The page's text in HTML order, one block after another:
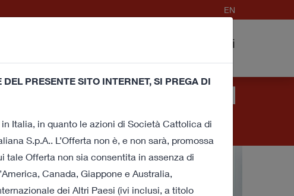
EN
Contatti
(tecnici e di profilazione) per migliorare la tua
accedendo ad un qualunque elemento
a tutti o ad alcuni di essiclicca qui.
PRESENTE SITO INTERNET, SI PREGA DI
Italia, in quanto le azioni di Società Cattolica di
S.p.A.. L’Offerta non è, e non sarà, promossa
tale Offerta non sia consentita in assenza di
Canada, Giappone e Australia,
dei Altri Paesi (ivi inclusi, a titolo